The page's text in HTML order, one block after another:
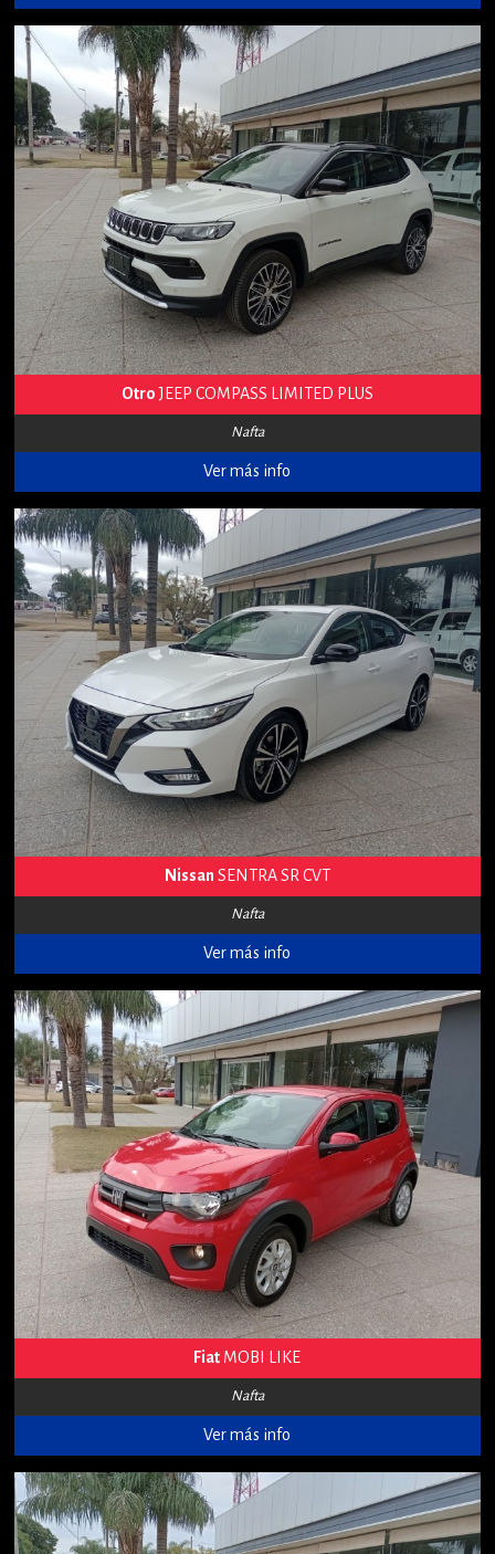
OtroJEEP COMPASS LIMITED PLUS
Nafta
Ver más info
Nissan SENTRA SR CVT
Nafta
Ver más info
Fiat MOBI LIKE
Nafta
Ver más info